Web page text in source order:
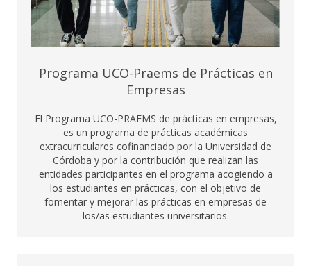
Programa UCO-Praems de Prácticas en
Empresas
El Programa UCO-PRAEMS de prácticas en empresas,
es un programa de prácticas académicas
extracurriculares cofinanciado por la Universidad de
Córdoba y por la contribución que realizan las
entidades participantes en el programa acogiendo a
los estudiantes en prácticas, con el objetivo de
fomentar y mejorar las prácticas en empresas de
los/as estudiantes universitarios.